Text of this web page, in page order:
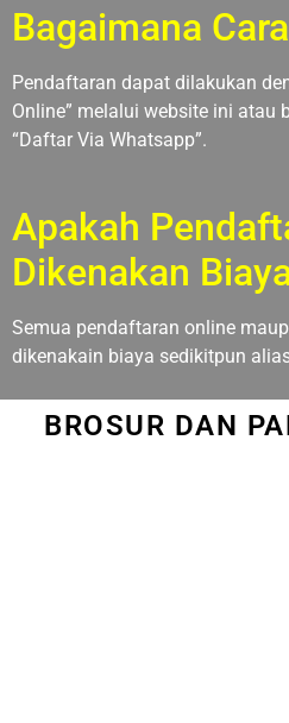
Bagaimana
Pendaftaran dapat dilakukan
Online” melalui website ini atau
“Daftar Via Whatsapp”.
Apakah
Dikenakan
Semua pendaftaran online
dikenakain biaya sedikitpun
BROSUR DAN